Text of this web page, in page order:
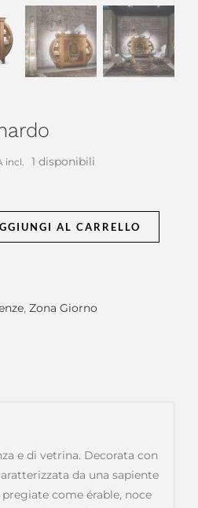
incl. 1 disponibili
AL CARRELLO
, Zona Giorno
e di vetrina. Decorata con
da una sapiente
come érable, noce